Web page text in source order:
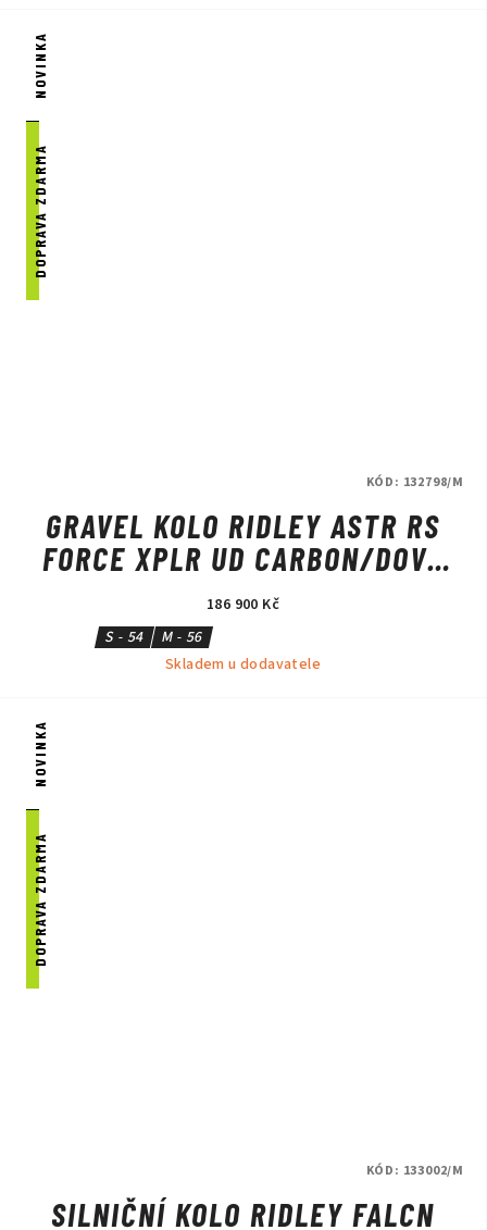
NOVINKA
DOPRAVA ZDARMA
GRAVEL KOLO RIDLEY ASTR RS
FORCE XPLR UD CARBON/DOVE
GREY
186 900 Kč
S - 54
M - 56
Skladem u dodavatele
KÓD: 132798/M
NOVINKA
DOPRAVA ZDARMA
SILNIČNÍ KOLO RIDLEY FALCN
KÓD: 133002/M